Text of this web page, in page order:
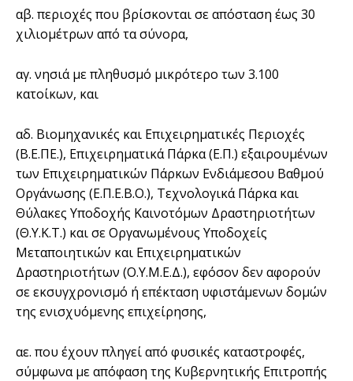
αβ. περιοχές που βρίσκονται σε απόσταση έως 30
χιλιομέτρων από τα σύνορα,
αγ. νησιά με πληθυσμό μικρότερο των 3.100
κατοίκων, και
αδ. Βιομηχανικές και Επιχειρηματικές Περιοχές
(Β.Ε.ΠΕ.), Επιχειρηματικά Πάρκα (Ε.Π.) εξαιρουμένων
των Επιχειρηματικών Πάρκων Ενδιάμεσου Βαθμού
Οργάνωσης (Ε.Π.Ε.Β.Ο.), Τεχνολογικά Πάρκα και
Θύλακες Υποδοχής Καινοτόμων Δραστηριοτήτων
(Θ.Υ.Κ.Τ.) και σε Οργανωμένους Υποδοχείς
Μεταποιητικών και Επιχειρηματικών
Δραστηριοτήτων (Ο.Υ.Μ.Ε.Δ.), εφόσον δεν αφορούν
σε εκσυγχρονισμό ή επέκταση υφιστάμενων δομών
της ενισχυόμενης επιχείρησης,
αε. που έχουν πληγεί από φυσικές καταστροφές,
σύμφωνα με απόφαση της Κυβερνητικής Επιτροπής